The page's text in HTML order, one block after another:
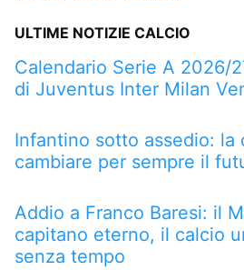
ULTIME NOTIZIE CALCIO
Calendario Serie A 2026/
di Juventus Inter Milan
Infantino sotto assedio: la
cambiare per sempre il
Addio a Franco Baresi: il
capitano eterno, il calcio
senza tempo